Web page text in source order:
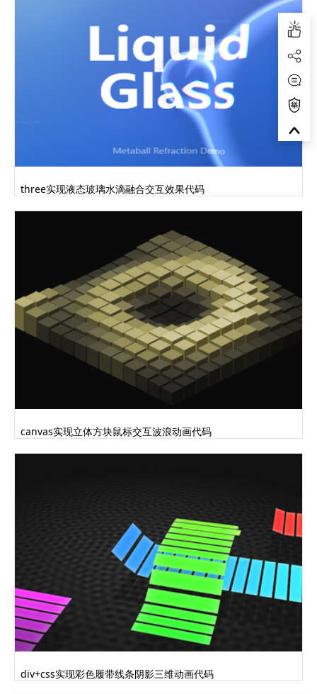
three实现液态玻璃水滴融合交互效果代码
canvas实现立体方块鼠标交互波浪动画代码
div+css实现彩色履带线条阴影三维动画代码